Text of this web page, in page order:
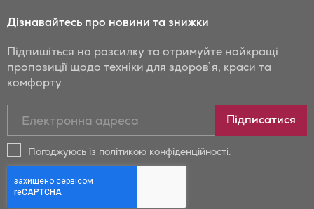
Дізнавайтесь про новини та знижки
Підпишіться на розсилку та отримуйте найкращі
пропозиції щодо техніки для здоров`я, краси та
комфорту
новини
та
Бойрер:
Підписатися
Погоджуюсь із політикою конфіденційності.